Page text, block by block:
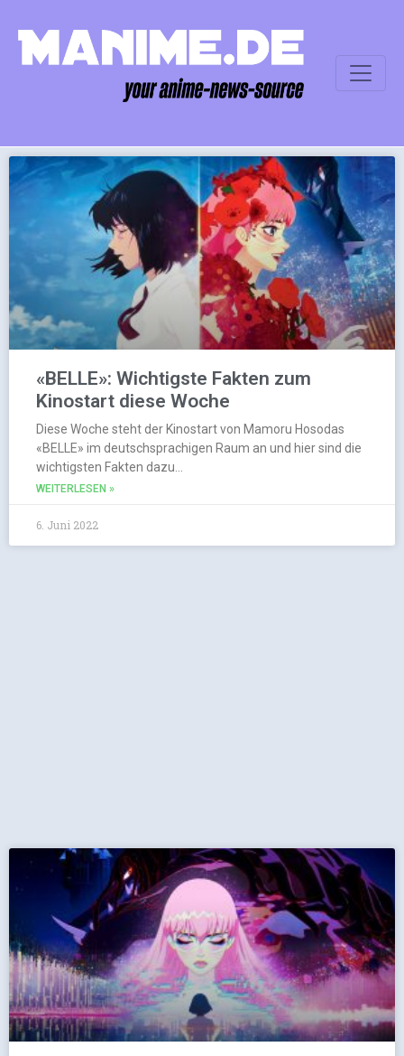
«BELLE»: Wichtigste Fakten zum
Kinostart diese Woche
Diese Woche steht der Kinostart von Mamoru Hosodas
«BELLE» im deutschsprachigen Raum an und hier sind die
wichtigsten Fakten dazu…
WEITERLESEN »
6. Juni 2022